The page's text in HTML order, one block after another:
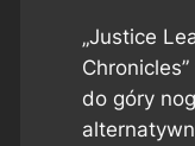
„Justice
do góry